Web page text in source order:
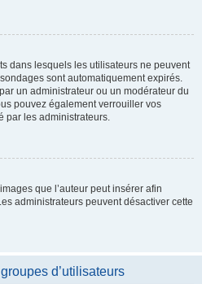
dans lesquels les utilisateurs ne peuvent
sont automatiquement expirés.
un administrateur ou un modérateur du
pouvez également verrouiller vos
par les administrateurs.
que l’auteur peut insérer afin
administrateurs peuvent désactiver cette
d’utilisateurs